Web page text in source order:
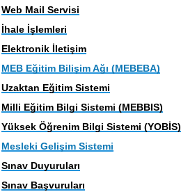
Web Mail Servisi
İhale İşlemleri
Elektronik İletişim
MEB Eğitim Bilişim Ağı (MEBEBA)
Uzaktan Eğitim Sistemi
Milli Eğitim Bilgi Sistemi (MEBBIS)
Yüksek Öğrenim Bilgi Sistemi (YOBİS)
Mesleki Gelişim Sistemi
Sınav Duyuruları
Sınav Başvuruları